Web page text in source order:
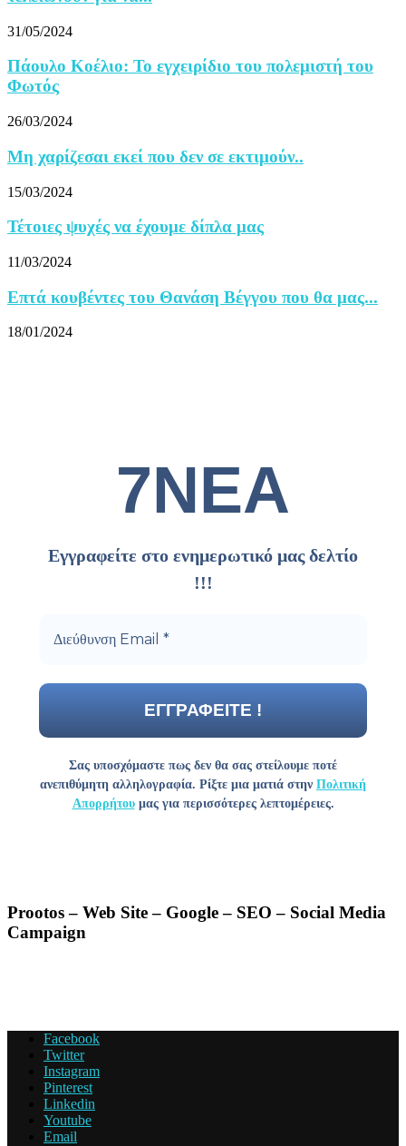
31/05/2024
Πάουλο Κοέλιο: Το εγχειρίδιο του πολεμιστή του
Φωτός
26/03/2024
Μη χαρίζεσαι εκεί που δεν σε εκτιμούν..
15/03/2024
Τέτοιες ψυχές να έχουμε δίπλα μας
11/03/2024
Επτά κουβέντες του Θανάση Βέγγου που θα μας...
18/01/2024
7ΝΕΑ
Εγγραφείτε στο ενημερωτικό μας δελτίο
!!!
Σας υποσχόμαστε πως δεν θα σας στείλουμε ποτέ
ανεπιθύμητη αλληλογραφία. Ρίξτε μια ματιά στην Πολιτική
Απορρήτουμας για περισσότερες λεπτομέρειες.
Prootos – Web Site – Google – SEO – Social Media
Campaign
Facebook
Twitter
Instagram
Pinterest
Linkedin
Youtube
Email